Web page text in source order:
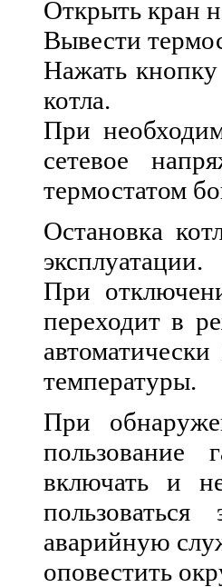
Открыть кран
Вывести
Нажать
котла.
При
сетевое
термостатом
Остановка
эксплуатации.
При
переходит в
температуры.
При
пользование
включать и
аварийную
оповестить